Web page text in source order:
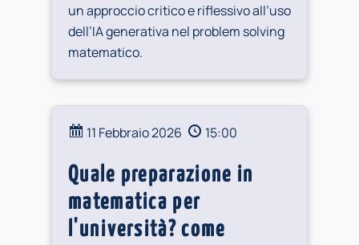
un approccio critico e riflessivo all’uso
dell’IA generativa nel problem solving
matematico.
11 Febbraio 2026 15:00
Quale preparazione in
matematica per
l'università? come